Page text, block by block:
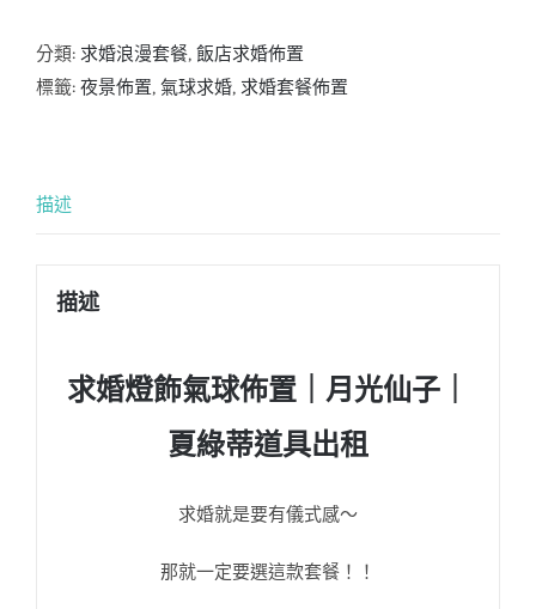
分類: 求婚浪漫套餐, 飯店求婚佈置
標籤: 夜景佈置, 氣球求婚, 求婚套餐佈置
描述
描述
求婚燈飾氣球佈置｜月光仙子｜
夏綠蒂道具出租
求婚就是要有儀式感～
那就一定要選這款套餐！！